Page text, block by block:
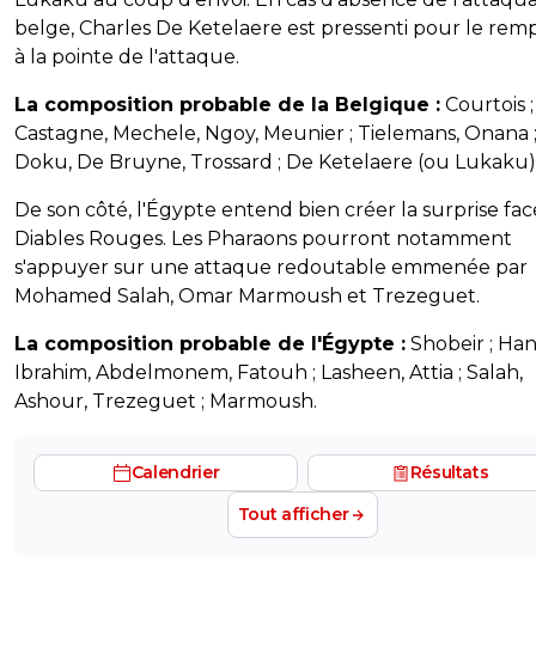
belge, Charles De Ketelaere est pressenti pour le
à la pointe de l'attaque.
La composition probable de la Belgique : Courtois ;
Castagne, Mechele, Ngoy, Meunier ; Tielemans, Onana ;
Doku, De Bruyne, Trossard ; De Ketelaere (ou
De son côté, l'Égypte entend bien créer la surprise
Diables Rouges. Les Pharaons pourront notamment
s'appuyer sur une attaque redoutable emmenée par
Mohamed Salah, Omar Marmoush et Trezeguet.
La composition probable de l'Égypte : Shobeir ;
Ibrahim, Abdelmonem, Fatouh ; Lasheen, Attia ; Salah,
Ashour, Trezeguet ; Marmoush.
Calendrier
Résultats
Tout afficher